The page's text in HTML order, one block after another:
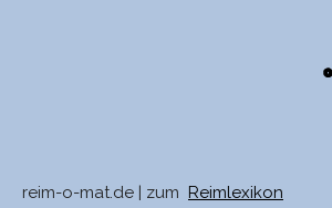
reim-o-mat.de | zum
Reimlexikon